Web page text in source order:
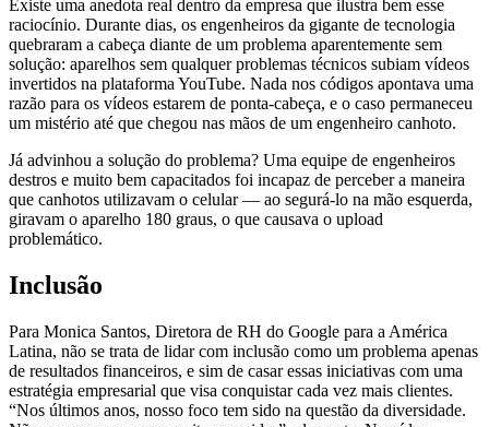
Existe uma anedota real dentro da empresa que ilustra bem esse
raciocínio. Durante dias, os engenheiros da gigante de tecnologia
quebraram a cabeça diante de um problema aparentemente sem
solução: aparelhos sem qualquer problemas técnicos subiam vídeos
invertidos na plataforma YouTube. Nada nos códigos apontava uma
razão para os vídeos estarem de ponta-cabeça, e o caso permaneceu
um mistério até que chegou nas mãos de um engenheiro canhoto.
Já advinhou a solução do problema? Uma equipe de engenheiros
destros e muito bem capacitados foi incapaz de perceber a maneira
que canhotos utilizavam o celular — ao segurá-lo na mão esquerda,
giravam o aparelho 180 graus, o que causava o upload
problemático.
Inclusão
Para Monica Santos, Diretora de RH do Google para a América
Latina, não se trata de lidar com inclusão como um problema apenas
de resultados financeiros, e sim de casar essas iniciativas com uma
estratégia empresarial que visa conquistar cada vez mais clientes.
“Nos últimos anos, nosso foco tem sido na questão da diversidade.